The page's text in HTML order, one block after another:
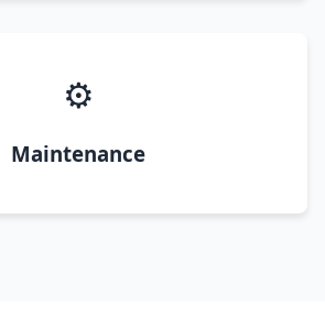
⚙️
Maintenance